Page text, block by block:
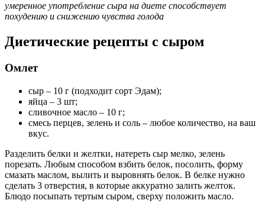
умеренное употребление сыра на диете способствует
похудению и снижению чувства голода
Диетические рецепты с сыром
Омлет
сыр – 10 г (подходит сорт Эдам);
яйца – 3 шт;
сливочное масло – 10 г;
смесь перцев, зелень и соль – любое количество, на ваш
вкус.
Разделить белки и желтки, натереть сыр мелко, зелень
порезать. Любым способом взбить белок, посолить, форму
смазать маслом, вылить и выровнять белок. В белке нужно
сделать 3 отверстия, в которые аккуратно залить желток.
Блюдо посыпать тертым сыром, сверху положить масло.